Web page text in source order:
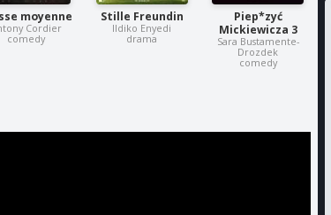
moyenne
Cordier
comedy
Stille Freundin
Ildiko Enyedi
drama
Piep*zyć
Mickiewicza 3
Sara Bustamente-
Drozdek
comedy